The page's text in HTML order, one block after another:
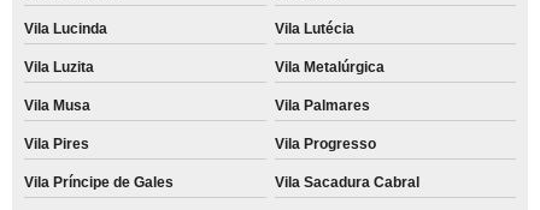
Vila Lucinda Vila Lutécia
Vila Luzita Vila Metalúrgica
Vila Musa Vila Palmares
Vila Pires Vila Progresso
Vila Príncipe de Gales Vila Sacadura Cabral